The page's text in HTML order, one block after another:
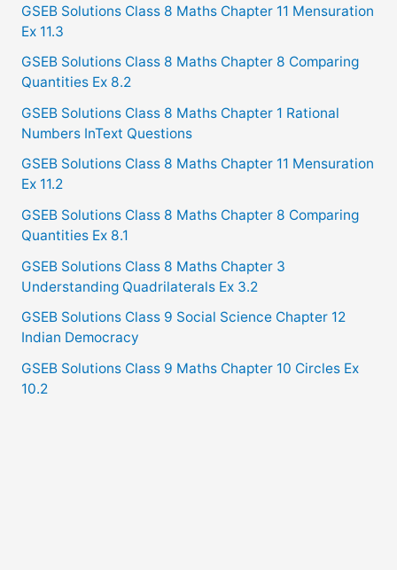
GSEB Solutions Class 8 Maths Chapter 11 Mensuration
Ex 11.3
GSEB Solutions Class 8 Maths Chapter 8 Comparing
Quantities Ex 8.2
GSEB Solutions Class 8 Maths Chapter 1 Rational
Numbers InText Questions
GSEB Solutions Class 8 Maths Chapter 11 Mensuration
Ex 11.2
GSEB Solutions Class 8 Maths Chapter 8 Comparing
Quantities Ex 8.1
GSEB Solutions Class 8 Maths Chapter 3
Understanding Quadrilaterals Ex 3.2
GSEB Solutions Class 9 Social Science Chapter 12
Indian Democracy
GSEB Solutions Class 9 Maths Chapter 10 Circles Ex
10.2